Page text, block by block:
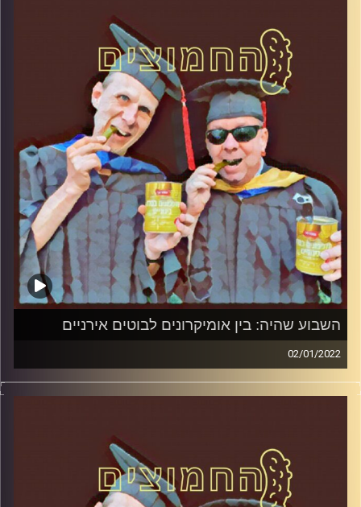
השבוע שהיה: בין אומיקרונים לבוטים אירניים
02/01/2022
המערכת הפוליטית על ספת הפסיכולוג, עם פרופסור בועז בן-
דוד ופרופסור גלעד הירשברגר